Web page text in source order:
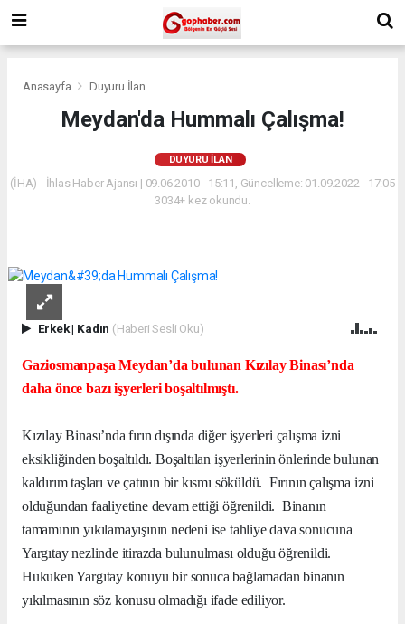
Anasayfa Duyuru İlan
Meydan'da Hummalı Çalışma!
DUYURU İLAN
(İHA) - İhlas Haber Ajansı | 09.06.2010 - 15:11, Güncelleme: 01.09.2022 - 17:05
3034+ kez okundu.
Erkek| Kadın (Haberi Sesli Oku)
Gaziosmanpaşa Meydan’da bulunan Kızılay Binası’nda
daha önce bazı işyerleri boşaltılmıştı.
Kızılay Binası’nda fırın dışında diğer işyerleri çalışma izni
eksikliğinden boşaltıldı. Boşaltılan işyerlerinin önlerinde bulunan
kaldırım taşları ve çatının bir kısmı söküldü. Fırının çalışma izni
olduğundan faaliyetine devam ettiği öğrenildi. Binanın
tamamının yıkılamayışının nedeni ise tahliye dava sonucuna
Yargıtay nezlinde itirazda bulunulması olduğu öğrenildi.
Hukuken Yargıtay konuyu bir sonuca bağlamadan binanın
yıkılmasının söz konusu olmadığı ifade ediliyor.